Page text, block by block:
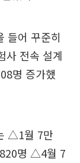
들어 꾸준히
사 전속 설계
명 증가했
△1월 7만
명 △4월 7